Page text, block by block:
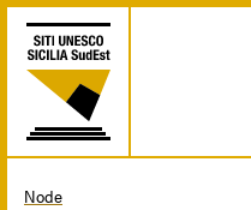
Salta
contenuto
principale
Node